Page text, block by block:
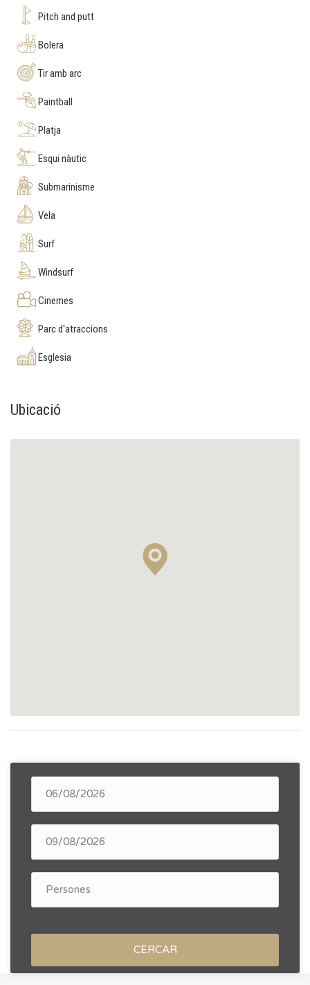
Pitch and putt
Bolera
Tir amb arc
Paintball
Platja
Esqui nàutic
Submarinisme
Vela
Surf
Windsurf
Cinemes
Parc d'atraccions
Esglesia
Ubicació
CERCAR